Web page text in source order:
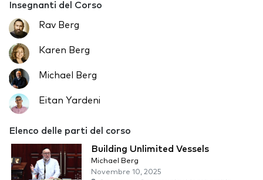
Insegnanti del Corso
Rav Berg
Karen Berg
Michael Berg
Eitan Yardeni
Elenco delle parti del corso
Building Unlimited Vessels
Michael Berg
Novembre 10, 2025